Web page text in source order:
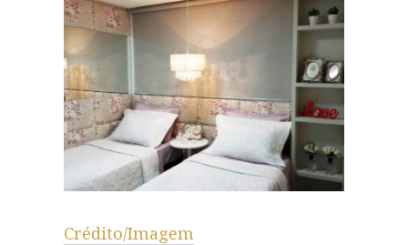
Crédito/Imagem